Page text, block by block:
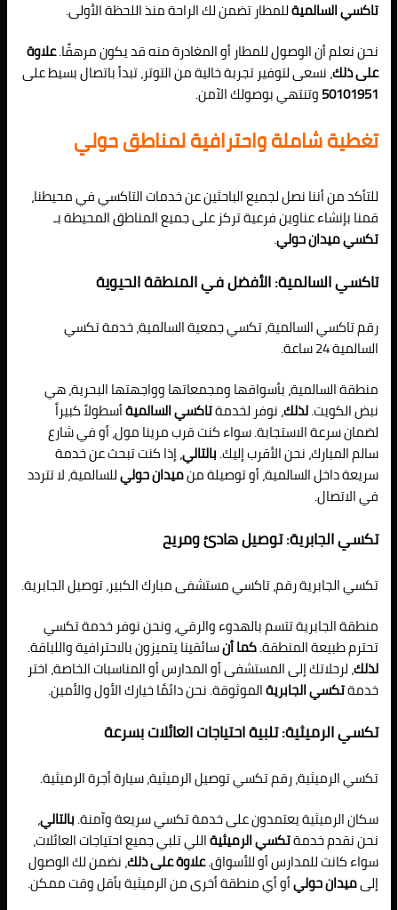
تاكسي السالميةللمطار تضمن لك الراحة منذ اللحظة الأولى.
نحن نعلم أن الوصول للمطار أو المغادرة منه قد يكون مرهقًا.علاوة
على ذلك، نسعى لتوفير تجربة خالية من التوتر، تبدأ باتصال بسيط على
50101951وتنتهي بوصولك الآمن.
تغطية شاملة واحترافية لمناطق حولي
للتأكد من أننا نصل لجميع الباحثين عن خدمات التاكسي في محيطنا،
قمنا بإنشاء عناوين فرعية تركز على جميع المناطق المحيطة بـ
تكسي ميدان حولي.
تاكسي السالمية: الأفضل في المنطقة الحيوية
رقم تاكسي السالمية، تكسي جمعية السالمية، خدمة تكسي
السالمية 24 ساعة.
منطقة السالمية، بأسواقها ومجمعاتها وواجهتها البحرية، هي
نبض الكويت.لذلك، نوفر لخدمةتاكسي السالميةأسطولاً كبيراً
لضمان سرعة الاستجابة. سواء كنت قرب مرينا مول، أو في شارع
سالم المبارك، نحن الأقرب إليك.بالتالي، إذا كنت تبحث عن خدمة
سريعة داخل السالمية، أو توصيلة منميدان حوليللسالمية، لا تتردد
في الاتصال.
تكسي الجابرية: توصيل هادئ ومريح
تكسي الجابرية رقم، تاكسي مستشفى مبارك الكبير، توصيل الجابرية.
منطقة الجابرية تتسم بالهدوء والرقي، ونحن نوفر خدمة تكسي
تحترم طبيعة المنطقة.كما أنسائقينا يتميزون بالاحترافية واللباقة.
لذلك، لرحلاتك إلى المستشفى أو المدارس أو المناسبات الخاصة، اختر
خدمةتكسي الجابريةالموثوقة. نحن دائمًا خيارك الأول والأمين.
تكسي الرميثية: تلبية احتياجات العائلات بسرعة
تكسي الرميثية، رقم تكسي توصيل الرميثية، سيارة أجرة الرميثية.
سكان الرميثية يعتمدون على خدمة تكسي سريعة وآمنة.بالتالي،
نحن نقدم خدمةتكسي الرميثيةاللي تلبي جميع احتياجات العائلات،
سواء كانت للمدارس أو للأسواق.علاوة على ذلك، نضمن لك الوصول
إلىميدان حوليأو أي منطقة أخرى من الرميثية بأقل وقت ممكن.